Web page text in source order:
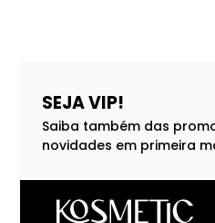
SEJA VIP!
Saiba também das
novidades em primeira